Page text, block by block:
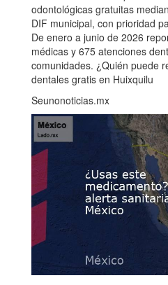
odontológicas gratuitas
DIF municipal, con prioridad
De enero a junio de 2026
médicas y 675 atenciones
comunidades. ¿Quién puede
dentales gratis en Huixquilu
Seunonoticias.mx